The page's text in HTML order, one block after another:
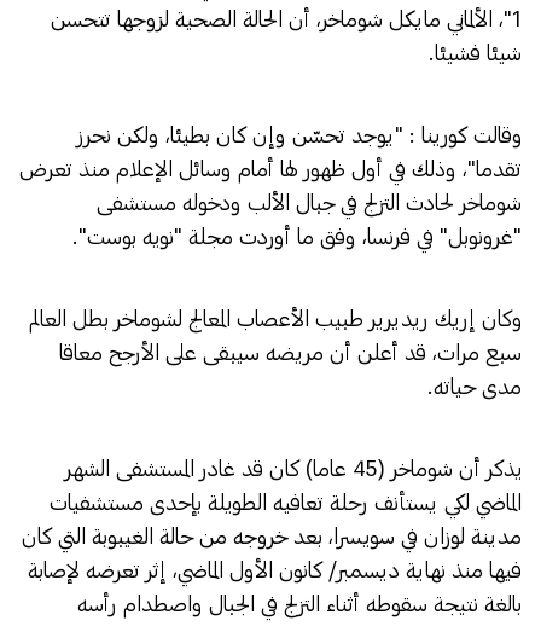
1"، الألماني مايكل شوماخر، أن الحالة الصحية لزوجها تتحسن
شيئا فشيئا.
وقالت كورينا : "يوجد تحسّن وإن كان بطيئا، ولكن نحرز
تقدما"، وذلك في أول ظهور لها أمام وسائل الإعلام منذ تعرض
شوماخر لحادث التزلج في جبال الألب ودخوله مستشفى
"غرونوبل" في فرنسا، وفق ما أوردت مجلة "نويه بوست".
وكان إريك ريديرير طبيب الأعصاب المعالج لشوماخر بطل العالم
سبع مرات، قد أعلن أن مريضه سيبقى على الأرجح معاقا
مدى حياته.
يذكر أن شوماخر (45 عاما) كان قد غادر المستشفى الشهر
الماضي لكي يستأنف رحلة تعافيه الطويلة بإحدى مستشفيات
مدينة لوزان في سويسرا، بعد خروجه من حالة الغيبوبة التي كان
فيها منذ نهاية ديسمبر/ كانون الأول الماضي، إثر تعرضه لإصابة
بالغة نتيجة سقوطه أثناء التزلج في الجبال واصطدام رأسه